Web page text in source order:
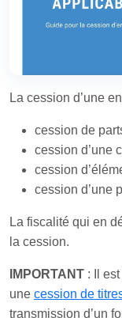
La cession d’une
cession de
cession d’une
cession
cession d’une
La fiscalité qui en
la cession.
IMPORTANT : Il
une cession de
transmission d’un